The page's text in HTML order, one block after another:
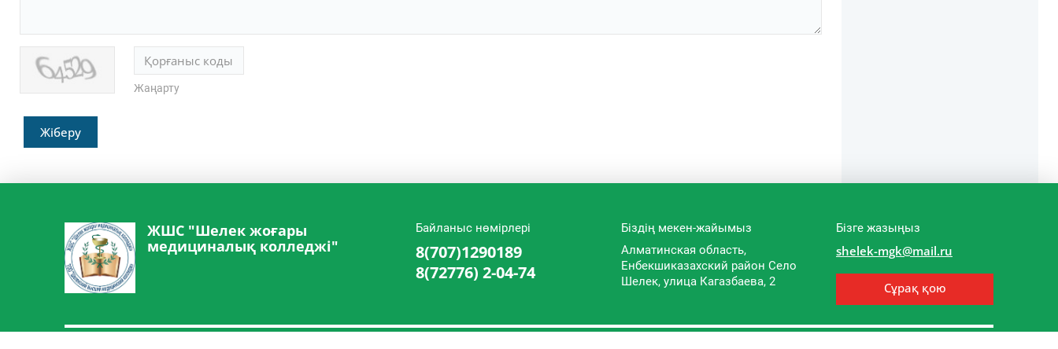
Жаңарту
Жіберу
ЖШС "Шелек жоғары
медициналық колледжі"
Байланыс нөмірлері
8(707)1290189
8(72776) 2-04-74
Біздің мекен-жайымыз
Алматинская область,
Енбекшиказахский район Cело
Шелек, улица Кагазбаева, 2
Бізге жазыңыз
shelek-mgk@mail.ru
Сұрақ қою